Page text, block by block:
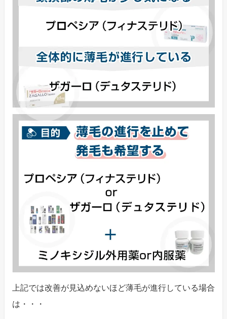
上記では改善が見込めないほど薄毛が進行している場合
は・・・